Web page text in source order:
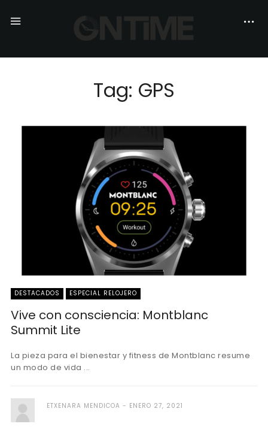
Tag: GPS
DESTACADOS ESPECIAL RELOJERO
Vive con consciencia: Montblanc
Summit Lite
La pieza para el bienestar y fitness de Montblanc resume
un modo de vida ...
ETXENARA MENDICOA ENERO 27, 2021